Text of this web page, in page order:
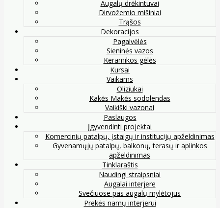
Augalų drėkintuvai
Dirvožemio mišiniai
Trąšos
Dekoracijos
Pagalvėlės
Sieninės vazos
Keramikos gėlės
Kursai
Vaikams
Oliziukai
Kakės Makės sodolendas
Vaikiški vazonai
Paslaugos
Įgyvendinti projektai
Komercinių patalpų, įstaigų ir institucijų apželdinimas
Gyvenamųjų patalpų, balkonų, terasų ir aplinkos
apželdinimas
Tinklaraštis
Naudingi straipsniai
Augalai interjere
Svečiuose pas augalų mylėtojus
Prekės namų interjerui